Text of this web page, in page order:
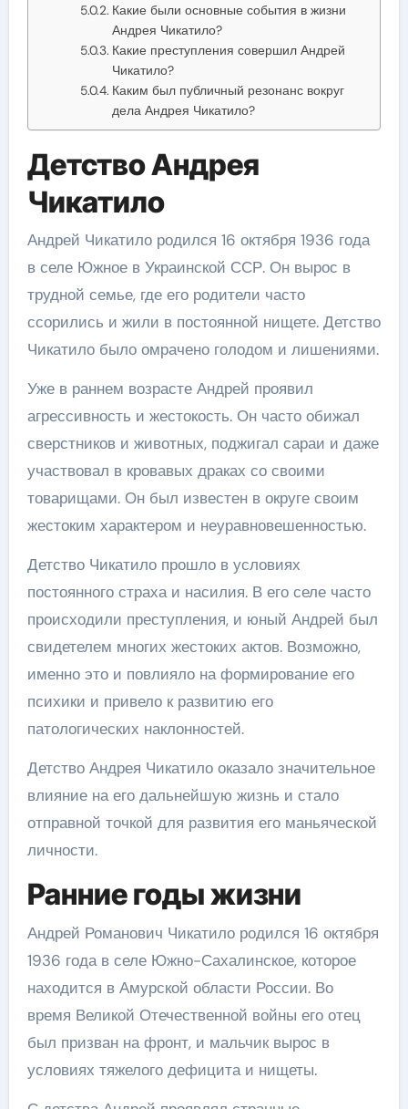
Какие были основные события в жизни
Андрея Чикатило?
Какие преступления совершил Андрей
Чикатило?
Каким был публичный резонанс вокруг
дела Андрея Чикатило?
Детство Андрея
Чикатило
Андрей Чикатило родился 16 октября 1936 года
в селе Южное в Украинской ССР. Он вырос в
трудной семье, где его родители часто
ссорились и жили в постоянной нищете. Детство
Чикатило было омрачено голодом и лишениями.
Уже в раннем возрасте Андрей проявил
агрессивность и жестокость. Он часто обижал
сверстников и животных, поджигал сараи и даже
участвовал в кровавых драках со своими
товарищами. Он был известен в округе своим
жестоким характером и неуравновешенностью.
Детство Чикатило прошло в условиях
постоянного страха и насилия. В его селе часто
происходили преступления, и юный Андрей был
свидетелем многих жестоких актов. Возможно,
именно это и повлияло на формирование его
психики и привело к развитию его
патологических наклонностей.
Детство Андрея Чикатило оказало значительное
влияние на его дальнейшую жизнь и стало
отправной точкой для развития его маньяческой
личности.
Ранние годы жизни
Андрей Романович Чикатило родился 16 октября
1936 года в селе Южно-Сахалинское, которое
находится в Амурской области России. Во
время Великой Отечественной войны его отец
был призван на фронт, и мальчик вырос в
условиях тяжелого дефицита и нищеты.